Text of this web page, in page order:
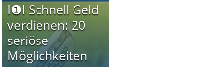
I❶I Schnell Geld
verdienen: 20
seriöse
Möglichkeiten